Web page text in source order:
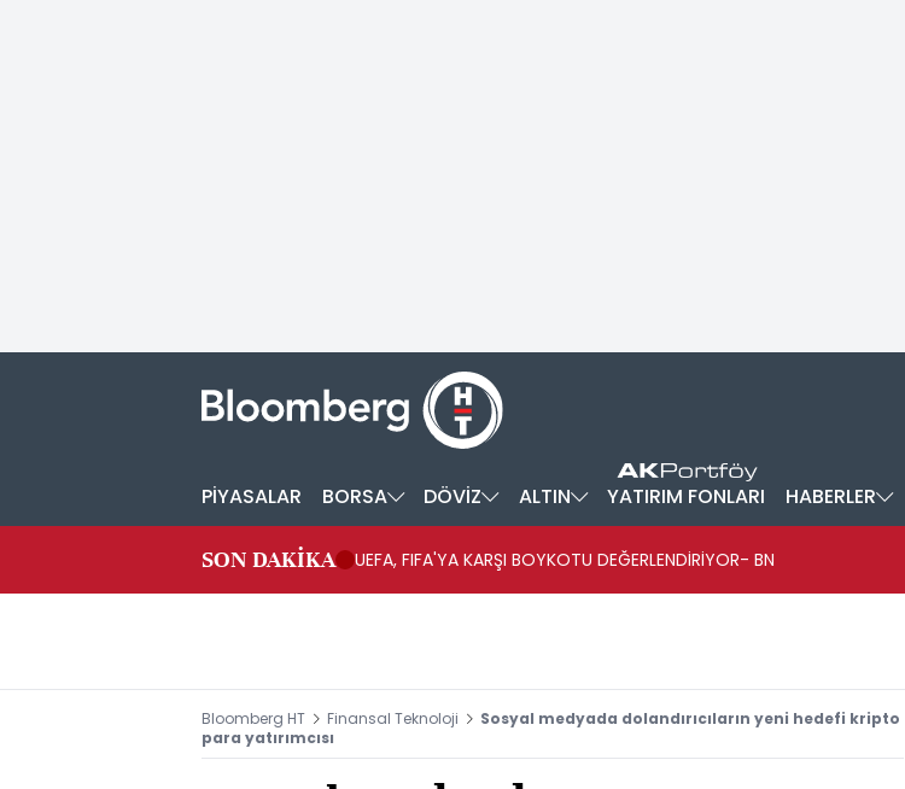
PİYASALAR BORSA DÖVİZ ALTIN YATIRIM FONLARI HABERLER
SON DAKİKA UEFA, FIFA'YA KARŞI BOYKOTU DEĞERLENDİRİYOR- BN
Bloomberg HT Finansal Teknoloji
Sosyal medyada dolandırıcıların yeni hedefi kripto
para yatırımcısı